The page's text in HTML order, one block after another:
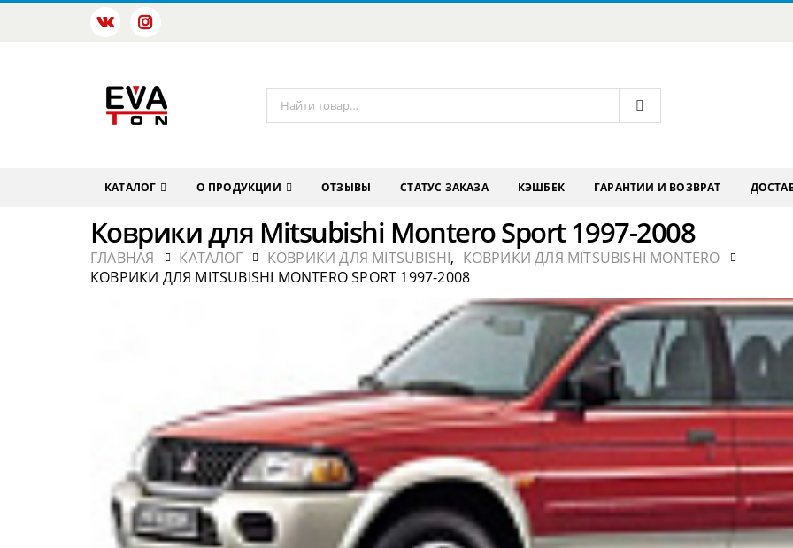
КАТАЛОГ О ПРОДУКЦИИ ОТЗЫВЫ СТАТУС ЗАКАЗА КЭШБЕК ГАРАНТИИ И ВОЗВРАТ
Коврики для Mitsubishi Montero Sport 1997-2008
ГЛАВНАЯ КАТАЛОГ КОВРИКИ ДЛЯ MITSUBISHI, КОВРИКИ ДЛЯ MITSUBISHI MONTERO
КОВРИКИ ДЛЯ MITSUBISHI MONTERO SPORT 1997-2008